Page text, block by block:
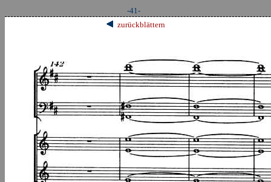
zurückblättern
-41-